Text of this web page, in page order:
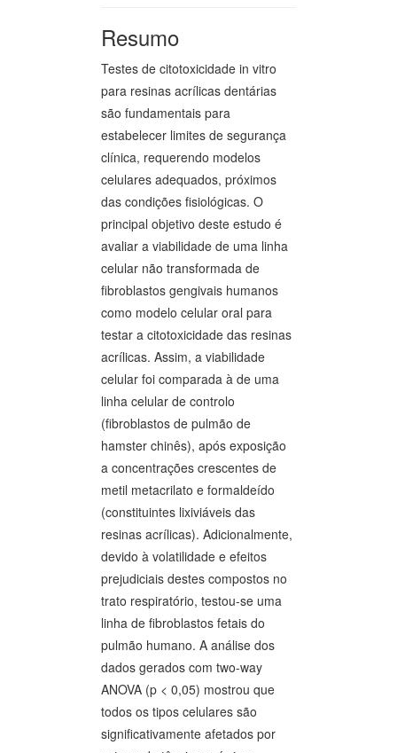
Resumo
Testes de citotoxicidade in vitro
para resinas acrílicas dentárias
são fundamentais para
estabelecer limites de segurança
clínica, requerendo modelos
celulares adequados, próximos
das condições fisiológicas. O
principal objetivo deste estudo é
avaliar a viabilidade de uma linha
celular não transformada de
fibroblastos gengivais humanos
como modelo celular oral para
testar a citotoxicidade das resinas
acrílicas. Assim, a viabilidade
celular foi comparada à de uma
linha celular de controlo
(fibroblastos de pulmão de
hamster chinês), após exposição
a concentrações crescentes de
metil metacrilato e formaldeído
(constituintes lixiviáveis das
resinas acrílicas). Adicionalmente,
devido à volatilidade e efeitos
prejudiciais destes compostos no
trato respiratório, testou-se uma
linha de fibroblastos fetais do
pulmão humano. A análise dos
dados gerados com two-way
ANOVA (p < 0,05) mostrou que
todos os tipos celulares são
significativamente afetados por